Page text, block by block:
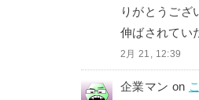
りがとうござ
伸ばされてい
2月 21, 12:39
企業マン on